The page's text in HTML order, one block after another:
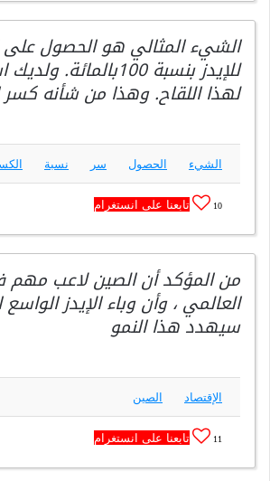
الشيء المثالي هو الحصول على
للإيدز بنسبة
لهذا اللقاح. وهذا من شأنه كسر
الشيء الحصول سر نسبة
10 تابعنا على انستغرام
من المؤكد أن الصين لاعب مهم
العالمي ، وأن وباء الإيدز الواسع
سيهدد هذا النمو
الإقتصاد الصين
11 تابعنا على انستغرام